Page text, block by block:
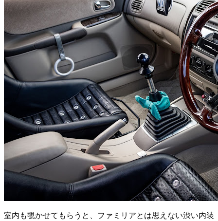
室内も覗かせてもらうと、ファミリアとは思えない渋い内装